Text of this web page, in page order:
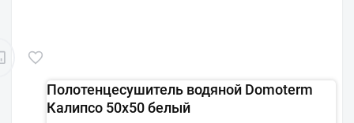
Полотенцесушитель водяной Domoterm
Калипсо 50х50 белый